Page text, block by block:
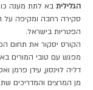
הגלילית בא לתת מענה
סקירה רחבה ומקיפה
הפטריות בישראל.
הקורס יסקור את תחום
מפגש עם טובי המורים
דליה לוינסון, עידן פרמן
מן המרצים והמדריכים